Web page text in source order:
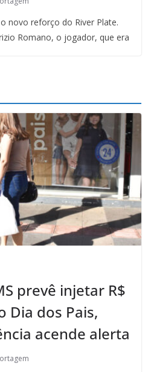
novo reforço do River Plate.
Romano, o jogador, que era
prevê injetar R$
Dia dos Pais,
acende alerta